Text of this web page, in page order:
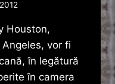
Houston,
vor fi
în legătură
în camera